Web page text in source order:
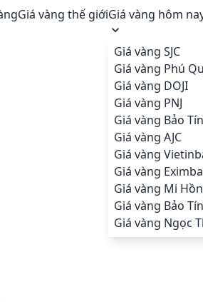
Giá vàng thế giớiGiá vàng hôm
Giá vàng SJC
Giá vàng Phú
Giá vàng DOJI
Giá vàng PNJ
Giá vàng Bảo
Giá vàng AJC
Giá vàng
Giá vàng
Giá vàng Mi
Giá vàng Bảo
Giá vàng Ngọc